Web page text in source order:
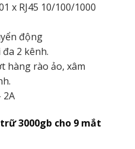
x RJ45 10/100/1000
động
2 kênh.
hàng rào ảo, xâm
2A
3000gb cho 9 mắt